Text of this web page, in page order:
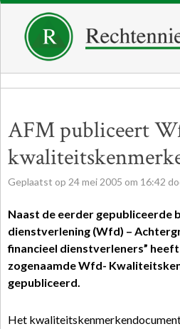
AFM publiceert
Geplaatst op 24mei 2005 om 16:42
Naast de eerder gepubliceerde
dienstverlening (Wfd) –
financieel dienstverleners”
zogenaamde Wfd-
gepubliceerd.
Het